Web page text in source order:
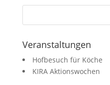
Veranstaltungen
Hofbesuch für Köche
KIRA Aktionswochen